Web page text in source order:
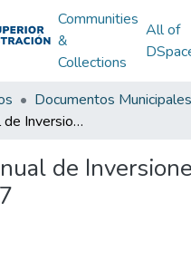
Communities
&
Collections
All of
Documentos Municipales
Plan Plurianual de Inversiones 2024-2027
de